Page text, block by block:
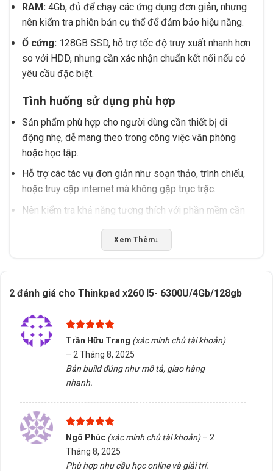
RAM: 4Gb, đủ để chạy các ứng dụng đơn giản, nhưng
nên kiểm tra phiên bản cụ thể để đảm bảo hiệu năng.
Ổ cứng: 128GB SSD, hỗ trợ tốc độ truy xuất nhanh hơn
so với HDD, nhưng cần xác nhận chuẩn kết nối nếu có
yêu cầu đặc biệt.
Tình huống sử dụng phù hợp
Sản phẩm phù hợp cho người dùng cần thiết bị di
động nhẹ, dễ mang theo trong công việc văn phòng
hoặc học tập.
Hỗ trợ các tác vụ đơn giản như soạn thảo, trình chiếu,
hoặc truy cập internet mà không gặp trục trặc.
Nên kiểm tra khả năng tương thích với phần mềm cần
liên hệ Tấn Phát AD để được tư vấn chọn đúng sản
phẩm, hỗ trợ kiểm tra tương thích và nhận báo giá
nhanh chóng. Đội ngũ chúng tôi sẵn sàng đồng hành
cùng bạn trong mọi bước lựa chọn thiết bị phù hợp
Thông số kỹ thuật
Xem Thêm↓
2 đánh giá cho Thinkpad x260 I5- 6300U/4Gb/128gb
Được xếp
sao
Trần Hữu Trang (xác minh chủ tài khoản)
– 2 Tháng 8, 2025
Bản build đúng như mô tả, giao hàng
nhanh.
Được xếp
hạng
sao
Ngô Phúc (xác minh chủ tài khoản) – 2
Tháng 8, 2025
Phù hợp nhu cầu học online và giải trí.